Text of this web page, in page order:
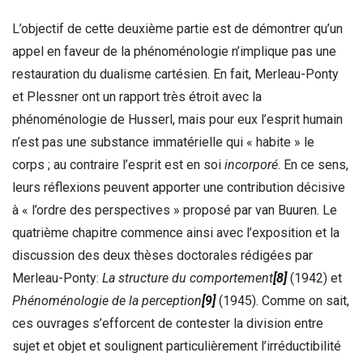
L’objectif de cette deuxième partie est de démontrer qu’un
appel en faveur de la phénoménologie n’implique pas une
restauration du dualisme cartésien. En fait, Merleau-Ponty
et Plessner ont un rapport très étroit avec la
phénoménologie de Husserl, mais pour eux l’esprit humain
n’est pas une substance immatérielle qui « habite » le
corps ; au contraire l’esprit est en soi incorporé. En ce sens,
leurs réflexions peuvent apporter une contribution décisive
à « l’ordre des perspectives » proposé par van Buuren. Le
quatrième chapitre commence ainsi avec l’exposition et la
discussion des deux thèses doctorales rédigées par
Merleau-Ponty: La structure du comportement[8](1942) et
Phénoménologie de la perception[9](1945). Comme on sait,
ces ouvrages s’efforcent de contester la division entre
sujet et objet et soulignent particulièrement l’irréductibilité